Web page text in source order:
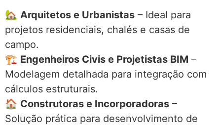
🏡 Arquitetos e Urbanistas – Ideal para
projetos residenciais, chalés e casas de
campo.
🏗️ Engenheiros Civis e Projetistas BIM –
Modelagem detalhada para integração com
cálculos estruturais.
🏠 Construtoras e Incorporadoras –
Solução prática para desenvolvimento de